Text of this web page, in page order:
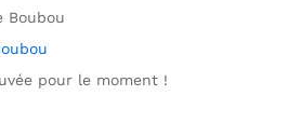
Boubou
pour le moment !